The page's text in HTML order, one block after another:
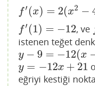
f′ (x) = 2(x2 −
f′(x)=2 x2 −4)(2x
f′ (1) = −12
f′(1)=− 12 , ve f
istenen teğet
y − 9 = −12(x
y−9= − 12( x−1)
y = −12x + 21
y=−12x+21
eğriyi kestiği